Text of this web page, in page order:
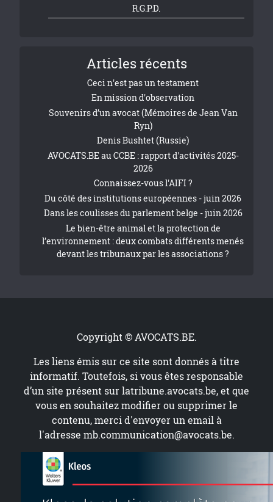
R.G.P.D.
Articles récents
Ceci n'est pas un testament
En mission d'observation
Souvenirs d’un avocat (Mémoires de Jean Van
Ryn)
Denis Bushtet (Russie)
AVOCATS.BE au CCBE : rapport d'activités 2025-
2026
Connaissez-vous l'AIFI ?
Du côté des institutions européennes - juin 2026
Dans les coulisses du parlement belge - juin 2026
Le bien-être animal et la protection de
l’environnement : deux combats différents menés
devant les tribunaux par les associations ?
Copyright © AVOCATS.BE.
Les liens émis sur ce site sont donnés à titre
informatif. Toutefois, si vous êtes responsable
d’un site présent surlatribune.avocats.be, et que
vous en souhaitez modifier ou supprimer le
contenu, merci d'envoyer un email à
l'adresse mb.communication@avocats.be.